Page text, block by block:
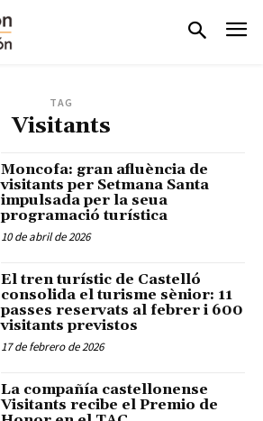
TAG
Visitants
Moncofa: gran afluència de
visitants per Setmana Santa
impulsada per la seua
programació turística
10 de abril de 2026
El tren turístic de Castelló
consolida el turisme sènior: 11
passes reservats al febrer i 600
visitants previstos
17 de febrero de 2026
La compañía castellonense
Visitants recibe el Premio de